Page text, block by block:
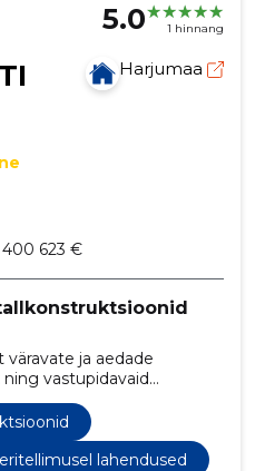
5.0 1 hinnang
Harjumaa
400 623 €
väravate ja aedade
vastupidavaid
keevitustööd ja
turvalisuse ja
lahendused